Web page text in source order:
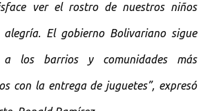
ver el rostro de nuestros niños
El gobierno Bolivariano sigue
a los barrios y comunidades más
con la entrega de juguetes”, expresó